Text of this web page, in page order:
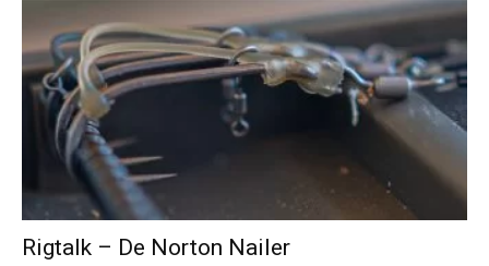
Rigtalk – De Norton Nailer